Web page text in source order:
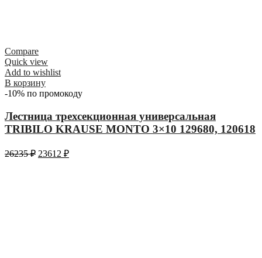
Compare
Quick view
Add to wishlist
В корзину
-10% по промокоду
Лестница трехсекционная универсальная
TRIBILO KRAUSE MONTO 3×10 129680, 120618
26235₽ 23612 ₽